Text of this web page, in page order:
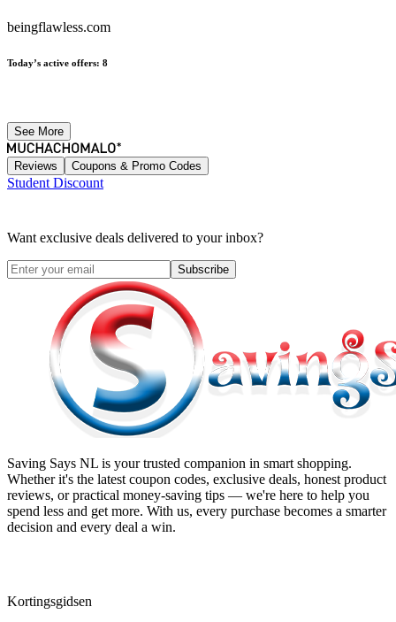
beingflawless.com
Today’s active offers: 8
See More
Reviews Coupons & Promo Codes
Student Discount
Want exclusive deals delivered to your inbox?
Subscribe
Saving Says NL is your trusted companion in smart shopping.
Whether it's the latest coupon codes, exclusive deals, honest product
reviews, or practical money-saving tips — we're here to help you
spend less and get more. With us, every purchase becomes a smarter
decision and every deal a win.
Kortingsgidsen